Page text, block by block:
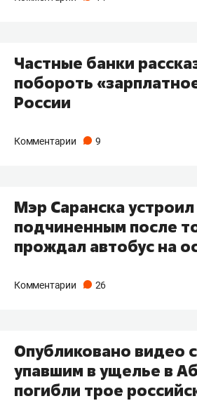
Частные банки
побороть
России
Комментарии 9
Мэр Саранска
подчиненным после
прождал автобус на
Комментарии 26
Опубликовано видео
упавшим в ущелье в
погибли трое